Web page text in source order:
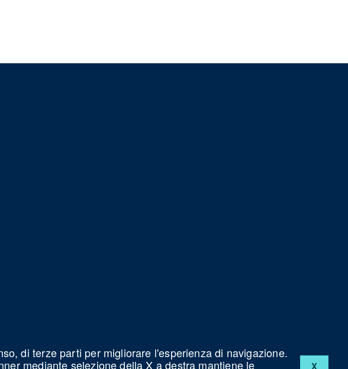
X
di terze parti per migliorare l'esperienza di navigazione.
mediante selezione della X a destra mantiene le